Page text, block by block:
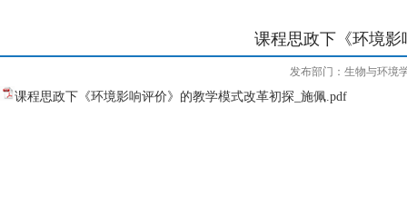
课程思政下《环境
发布部门：生物与环境
课程思政下《环境影响评价》的教学模式改革初探_施佩.pdf